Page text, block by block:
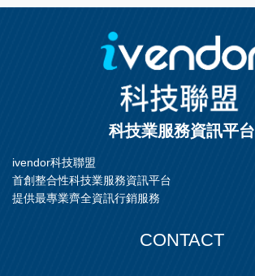
科技業服務資訊平台
ivendor科技聯盟
首創整合性科技業服務資訊平台
提供最專業齊全資訊行銷服務
CONTACT